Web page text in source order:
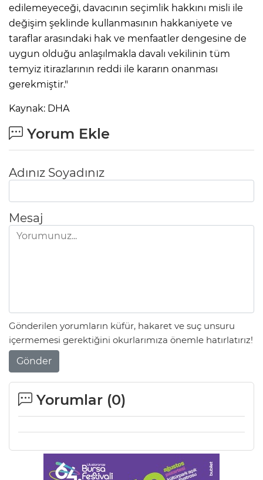
edilemeyeceği, davacının seçimlik hakkını misli ile
değişim şeklinde kullanmasının hakkaniyete ve
taraflar arasındaki hak ve menfaatler dengesine de
uygun olduğu anlaşılmakla davalı vekilinin tüm
temyiz itirazlarının reddi ile kararın onanması
gerekmiştir."
Kaynak: DHA
Yorum Ekle
Adınız Soyadınız
Mesaj
Gönderilen yorumların küfür, hakaret ve suç unsuru
içermemesi gerektiğini okurlarımıza önemle hatırlatırız!
Gönder
Yorumlar (0)